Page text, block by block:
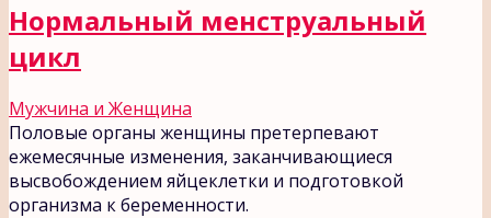
Нормальный менструальный
цикл
Мужчина и Женщина
Половые органы женщины претерпевают
ежемесячные изменения, заканчивающиеся
высвобождением яйцеклетки и подготовкой
организма к беременности.